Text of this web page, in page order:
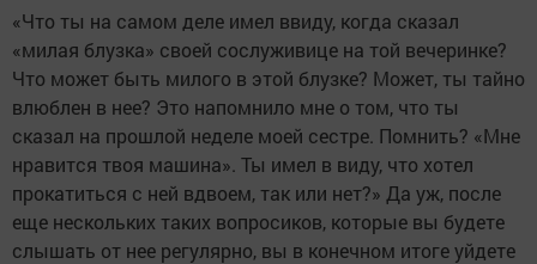
«Что ты на самом деле имел ввиду, когда сказал
«милая блузка» своей сослуживице на той вечеринке?
Что может быть милого в этой блузке? Может, ты тайно
влюблен в нее? Это напомнило мне о том, что ты
сказал на прошлой неделе моей сестре. Помнить? «Мне
нравится твоя машина». Ты имел в виду, что хотел
прокатиться с ней вдвоем, так или нет?» Да уж, после
еще нескольких таких вопросиков, которые вы будете
слышать от нее регулярно, вы в конечном итоге уйдете